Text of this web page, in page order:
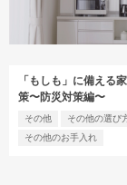
「もしも」に備える
策〜防災対策編〜
その他
その他の選び
その他のお手入れ